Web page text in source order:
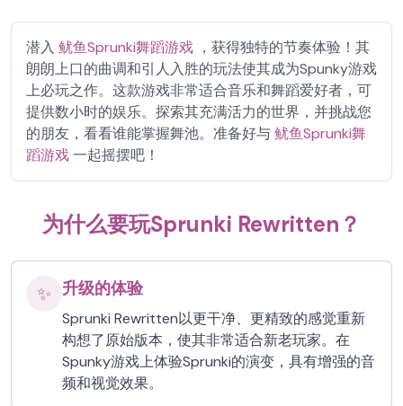
潜入 鱿鱼Sprunki舞蹈游戏 ，获得独特的节奏体验！其
朗朗上口的曲调和引人入胜的玩法使其成为Spunky游戏
上必玩之作。这款游戏非常适合音乐和舞蹈爱好者，可
提供数小时的娱乐。探索其充满活力的世界，并挑战您
的朋友，看看谁能掌握舞池。准备好与鱿鱼Sprunki舞
蹈游戏一起摇摆吧！
为什么要玩Sprunki Rewritten？
✨ 升级的体验
Sprunki Rewritten以更干净、更精致的感觉重新
构想了原始版本，使其非常适合新老玩家。在
Spunky游戏上体验Sprunki的演变，具有增强的音
频和视觉效果。